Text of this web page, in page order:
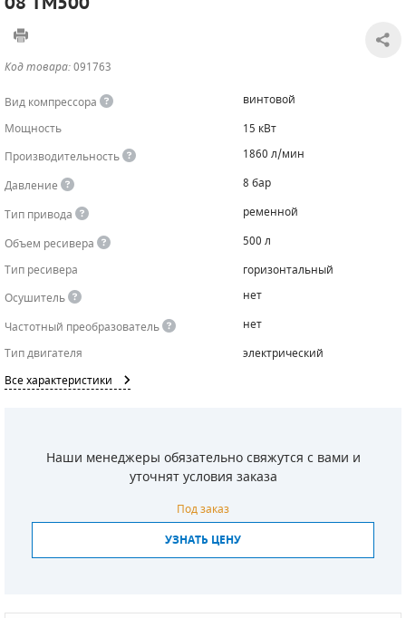
Код товара:091763
Вид компрессора
винтовой
Мощность
15 кВт
Производительность
1860 л/мин
Давление
8 бар
Тип привода
ременной
Объем ресивера
500 л
Тип ресивера
горизонтальный
Осушитель
нет
Частотный преобразователь
нет
Тип двигателя
электрический
Все характеристики
Наши менеджеры обязательно свяжутся с вами и
уточнят условия заказа
Под заказ
УЗНАТЬ ЦЕНУ
САДОВАЯ ТЕХНИКА
ЧИЛЛЕРЫ
КАНАЛИЗАЦИОННЫЕ НАСОСЫ
БЕНЗИНОВЫЕ МОТОПОМПЫ
ТАЛИ И ТЕЛЬФЕРЫ
ОСВЕТИТЕЛЬНЫЕ МАЧТЫ
КОНТРОЛЛЕРЫ (БЛОКИ УПРАВЛЕНИЯ)
ПРЕДОХРАНИТЕЛЬНЫЕ КЛАПАНЫ
ОБРАТНЫЕ КЛАПАНЫ
РЕЛЕ ДАВЛЕНИЯ ДЛЯ ДЛЯ КОМПРЕССОРОВ
ДАТЧИКИ
РУКАВА ВЫСОКОГО ДАВЛЕНИЯ (РВД)
ЗАПЧАСТИ ДЛЯ ВИНТОВЫХ КОМПРЕССОРОВ
ФИЛЬТРОВ
ДЛЯ АДСОРБЦИОННЫХ ОСУШИТЕЛЕЙ
ДИЗЕЛЬНЫЕ ДВИГАТЕЛИ